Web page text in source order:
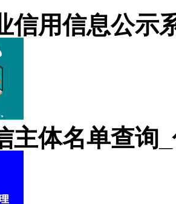
信用信息公示
主体名单查询